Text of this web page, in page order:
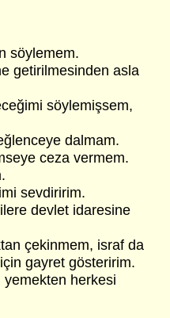
söylemem.
getirilmesinden asla
söylemişsem,
dalmam.
ceza vermem.
sevdiririm.
devlet idaresine
çekinmem, israf da
gayret gösteririm.
yemekten herkesi